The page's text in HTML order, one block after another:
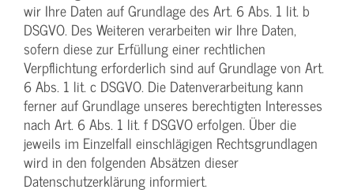
wir Ihre Daten auf Grundlage des Art. 6 Abs. 1 lit. b
DSGVO. Des Weiteren verarbeiten wir Ihre Daten,
sofern diese zur Erfüllung einer rechtlichen
Verpflichtung erforderlich sind auf Grundlage von Art.
6 Abs. 1 lit. c DSGVO. Die Datenverarbeitung kann
ferner auf Grundlage unseres berechtigten Interesses
nach Art. 6 Abs. 1 lit. f DSGVO erfolgen. Über die
jeweils im Einzelfall einschlägigen Rechtsgrundlagen
wird in den folgenden Absätzen dieser
Datenschutzerklärung informiert.